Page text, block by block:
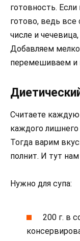
готовность.
готово, ведь
числе и
Добавляем
перемешиваем и
Считаете
каждого
Тогда варим
полнит. И тут
Нужно для супа:
200 г. в